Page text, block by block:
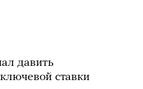
давить
ставки